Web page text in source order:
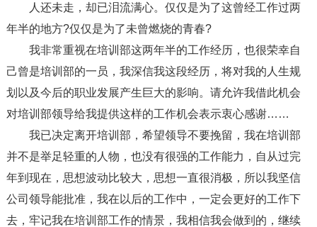
人还未走，却已泪流满心。仅仅是为了这曾经工作过两
年半的地方?仅仅是为了未曾燃烧的青春?
我非常重视在培训部这两年半的工作经历，也很荣幸自
己曾是培训部的一员，我深信我这段经历，将对我的人生规
划以及今后的职业发展产生巨大的影响。请允许我借此机会
对培训部领导给我提供这样的工作机会表示衷心感谢……
我已决定离开培训部，希望领导不要挽留，我在培训部
并不是举足轻重的人物，也没有很强的工作能力，自从过完
年到现在，思想波动比较大，思想一直很消极，所以我坚信
公司领导能批准，我在以后的工作中，一定会更好的工作下
去，牢记我在培训部工作的情景，我相信我会做到的，继续